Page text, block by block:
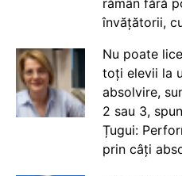
rămân fără
învățătorii,
Nu poate
toți elevii la
absolvire,
2 sau 3,
Țugui:
prin câți